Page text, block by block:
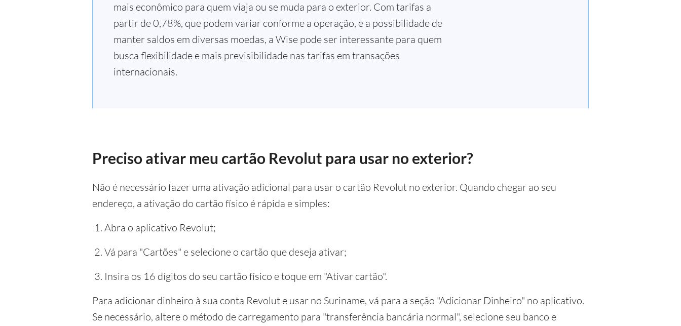
mais econômico para quem viaja ou se muda para o exterior. Com tarifas a
partir de 0,78%, que podem variar conforme a operação, e a possibilidade de
manter saldos em diversas moedas, a Wise pode ser interessante para quem
busca flexibilidade e mais previsibilidade nas tarifas em transações
internacionais.
Preciso ativar meu cartão Revolut para usar no exterior?
Não é necessário fazer uma ativação adicional para usar o cartão Revolut no exterior. Quando chegar ao seu
endereço, a ativação do cartão físico é rápida e simples:
Abra o aplicativo Revolut;
Vá para "Cartões" e selecione o cartão que deseja ativar;
Insira os 16 dígitos do seu cartão físico e toque em "Ativar cartão".
Para adicionar dinheiro à sua conta Revolut e usar no Suriname, vá para a seção "Adicionar Dinheiro" no aplicativo.
Se necessário, altere o método de carregamento para "transferência bancária normal", selecione seu banco e